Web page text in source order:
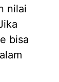
nilai
bisa